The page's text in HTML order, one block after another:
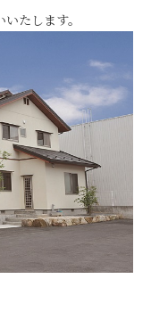
たします。